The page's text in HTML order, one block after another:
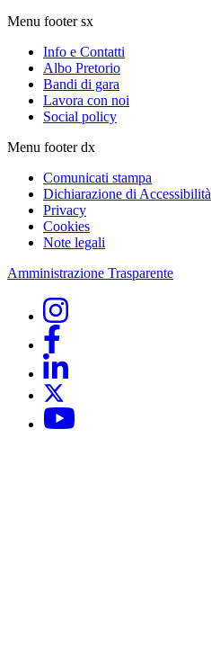
Menu footer sx
Info e Contatti
Albo Pretorio
Bandi di gara
Lavora con noi
Social policy
Menu footer dx
Comunicati stampa
Dichiarazione di Accessibilità
Privacy
Cookies
Note legali
Amministrazione Trasparente